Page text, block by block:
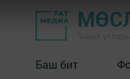
Баш бит